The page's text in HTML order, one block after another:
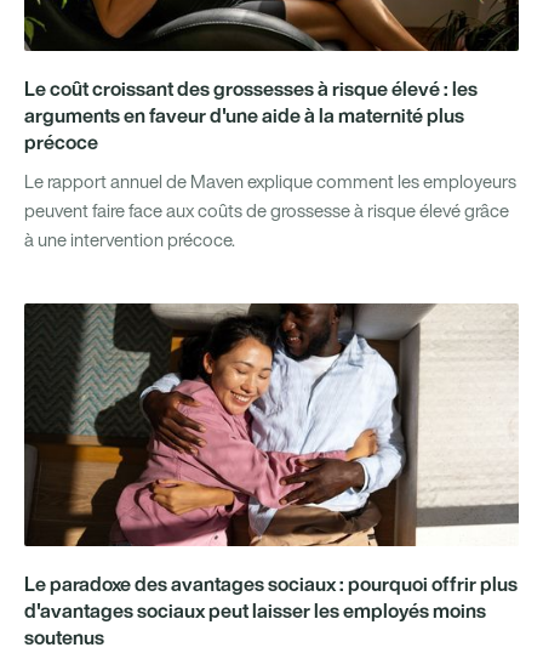
Le coût croissant des grossesses à risque élevé : les
arguments en faveur d'une aide à la maternité plus
précoce
Le rapport annuel de Maven explique comment les employeurs
peuvent faire face aux coûts de grossesse à risque élevé grâce
à une intervention précoce.
Le paradoxe des avantages sociaux : pourquoi offrir plus
d'avantages sociaux peut laisser les employés moins
soutenus